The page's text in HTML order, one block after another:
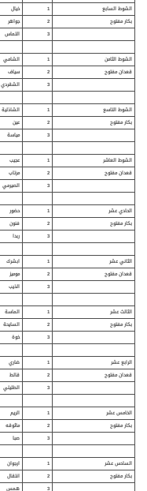
الشوط السابع 1 خيال
بكار مفتوح
2 جواهر
3
التماس
الشوط الثامن 1 الشامي
قعدان مفتوح
2 سياف
3
الشقردي
الشوط التاسع 1 الشاذلية
بكار مفتوح
2 عين
3
مياسة
الشوط العاشر 1 عجيب
قعدان مفتوح
2 مرتاب
3
الصيرمي
الحادي عشر 1 حضور
بكار مفتوح
2 فنون
3
ربدا
الثاني عشر 1 ابشرك
قعدان مفتوح
2 موميز
3
الذيب
الثالث عشر 1 الماسة
بكار مفتوح
2 السايحة
3
خوة
الرابع عشر 1 ضاري
قعدان مفتوح
2 قالط
3
الطليلي
الخامس عشر 1 الريم
بكار مفتوح
2 ماثوقه
3
صبا
السادس عشر 1 ارجوان
بكار مفتوح
2 انتقال
3
همس